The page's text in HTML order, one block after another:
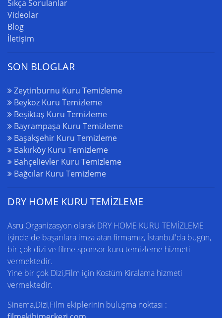
Sıkça Sorulanlar
Videolar
Blog
İletişim
SON BLOGLAR
Zeytinburnu Kuru Temizleme
Beykoz Kuru Temizleme
Beşiktaş Kuru Temizleme
Bayrampaşa Kuru Temizleme
Başakşehir Kuru Temizleme
Bakırköy Kuru Temizleme
Bahçelievler Kuru Temizleme
Bağcılar Kuru Temizleme
DRY HOME KURU TEMİZLEME
Asru Organizasyon olarak DRY HOME KURU TEMİZLEME
işinde de başarılara imza atan firmamız, İstanbul'da bugün,
bir çok dizi ve filme sponsor kuru temizleme hizmeti
vermektedir.
Yine bir çok Dizi,Film için Kostüm Kiralama hizmeti
vermektedir.
Sinema,Dizi,Film ekiplerinin buluşma noktası :